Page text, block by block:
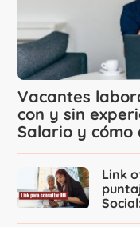
Vacantes
con y sin
Salario y cómo
Link